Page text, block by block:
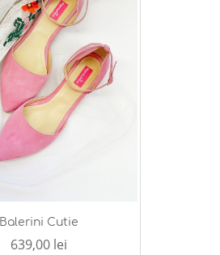
Balerini Cutie
639,00 lei